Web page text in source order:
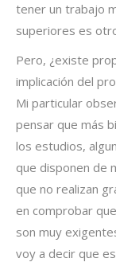
tener un trabajo
superiores es
Pero, ¿existe
implicación del
Mi particular
pensar que más
los estudios,
que disponen de
que no realizan
en comprobar
son muy
voy a decir que